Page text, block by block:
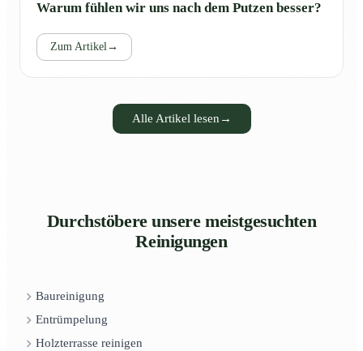
Warum fühlen wir uns nach dem Putzen besser?
Zum Artikel→
Alle Artikel lesen →
Durchstöbere unsere meistgesuchten
Reinigungen
Baureinigung
Entrümpelung
Holzterrasse reinigen